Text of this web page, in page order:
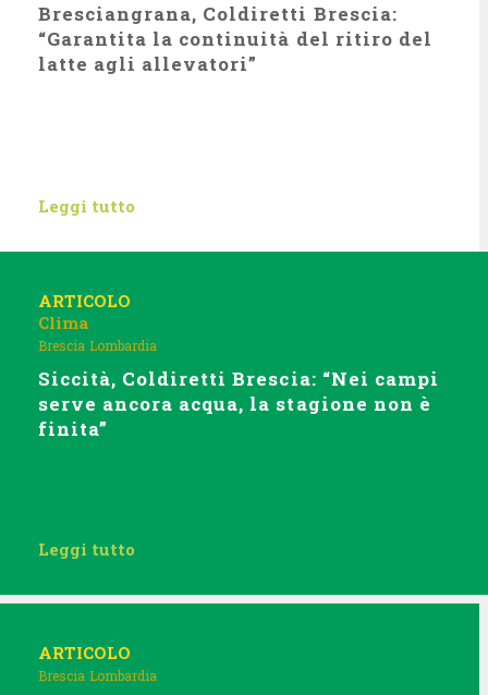
Bresciangrana, Coldiretti Brescia:
“Garantita la continuità del ritiro del
latte agli allevatori”
Leggi tutto
ARTICOLO
Clima
Brescia Lombardia
Siccità, Coldiretti Brescia: “Nei campi
serve ancora acqua, la stagione non è
finita”
Leggi tutto
ARTICOLO
Brescia Lombardia